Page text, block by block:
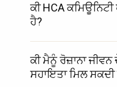
ਕੀ HCA
ਹੈ?
ਕੀ ਮੈਨੂੰ ਰੋਜ਼ਾਨਾ
ਸਹਾਇਤਾ ਮਿਲ ਸਕਦੀ